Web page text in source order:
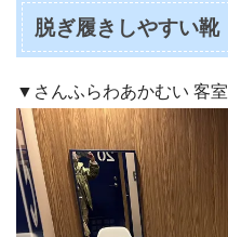
脱ぎ履きしやすい靴
▼さんふらわあかむい 客室